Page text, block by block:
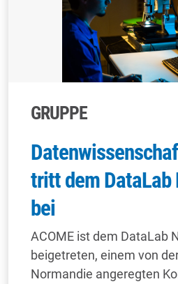
GRUPPE
tritt dem DataLab
bei
ACOME ist dem DataLab
beigetreten, einem von
Normandie angeregten